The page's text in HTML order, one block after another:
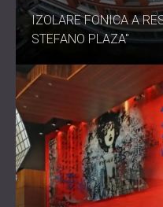
IZOLARE FONICA A
STEFANO PLAZA"